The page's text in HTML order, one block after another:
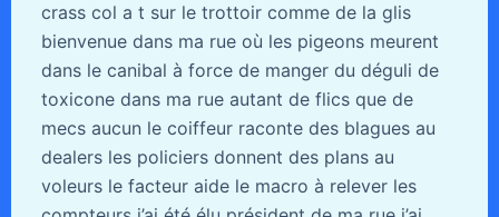
crass col a t sur le trottoir comme de la glis
bienvenue dans ma rue où les pigeons meurent
dans le canibal à force de manger du déguli de
toxicone dans ma rue autant de flics que de
mecs aucun le coiffeur raconte des blagues au
dealers les policiers donnent des plans au
voleurs le facteur aide le macro à relever les